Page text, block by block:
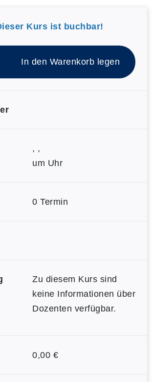
Kurs ist buchbar!
In den Warenkorb legen
, ,
um Uhr
0 Termin
Zu diesem Kurs sind
keine Informationen über
Dozenten verfügbar.
0,00 €